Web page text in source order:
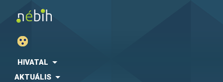
HIVATAL
AKTUÁLIS